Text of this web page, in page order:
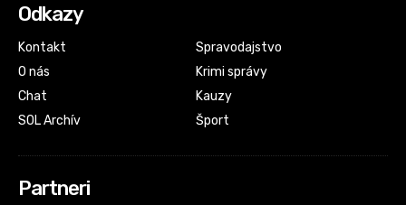
Odkazy
Kontakt
O nás
Chat
SOL Archív
Spravodajstvo
Krimi správy
Kauzy
Šport
Partneri